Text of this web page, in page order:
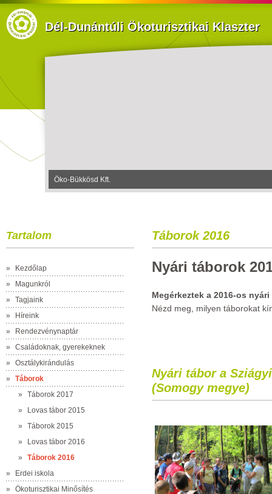
Dél-Dunántúli Ökoturisztikai Klaszter
Tekeresi Lovaspanzió
Tartalom
»
Kezdőlap
»
Magunkról
»
Tagjaink
»
Híreink
»
Rendezvénynaptár
»
Családoknak, gyerekeknek
»
Osztálykirándulás
»
Táborok
»
Táborok 2017
»
Lovas tábor 2015
»
Táborok 2015
»
Lovas tábor 2016
»
Táborok 2016
»
Erdei iskola
»
Ökoturisztikai Minősítés
Táborok 2016
Nyári táborok
Megérkeztek a 2016-os
Nézd meg, milyen táborokat
Nyári tábor a
(Somogy megye)